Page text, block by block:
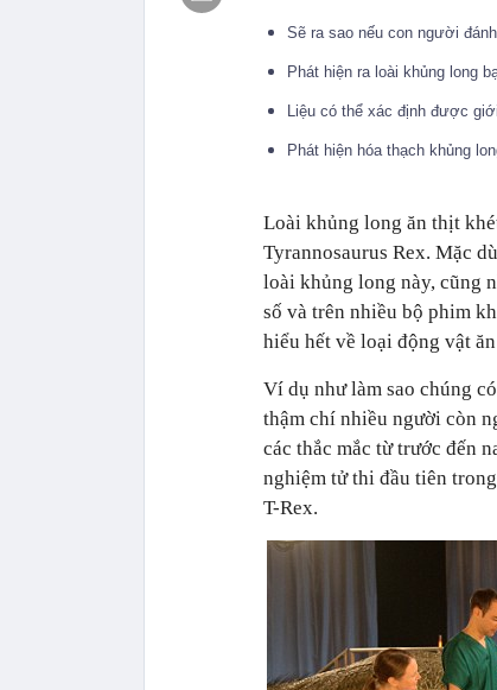
Sẽ ra sao nếu con người
Phát hiện ra loài khủng long
Liệu có thể xác định được
Phát hiện hóa thạch khủng
Loài khủng long ăn thịt
Tyrannosaurus Rex. Mặc
loài khủng long này, cũng
số và trên nhiều bộ phim
hiểu hết về loại động vật
Ví dụ như làm sao chúng
thậm chí nhiều người còn
các thắc mắc từ trước đến
nghiệm tử thi đầu tiên
T-Rex.